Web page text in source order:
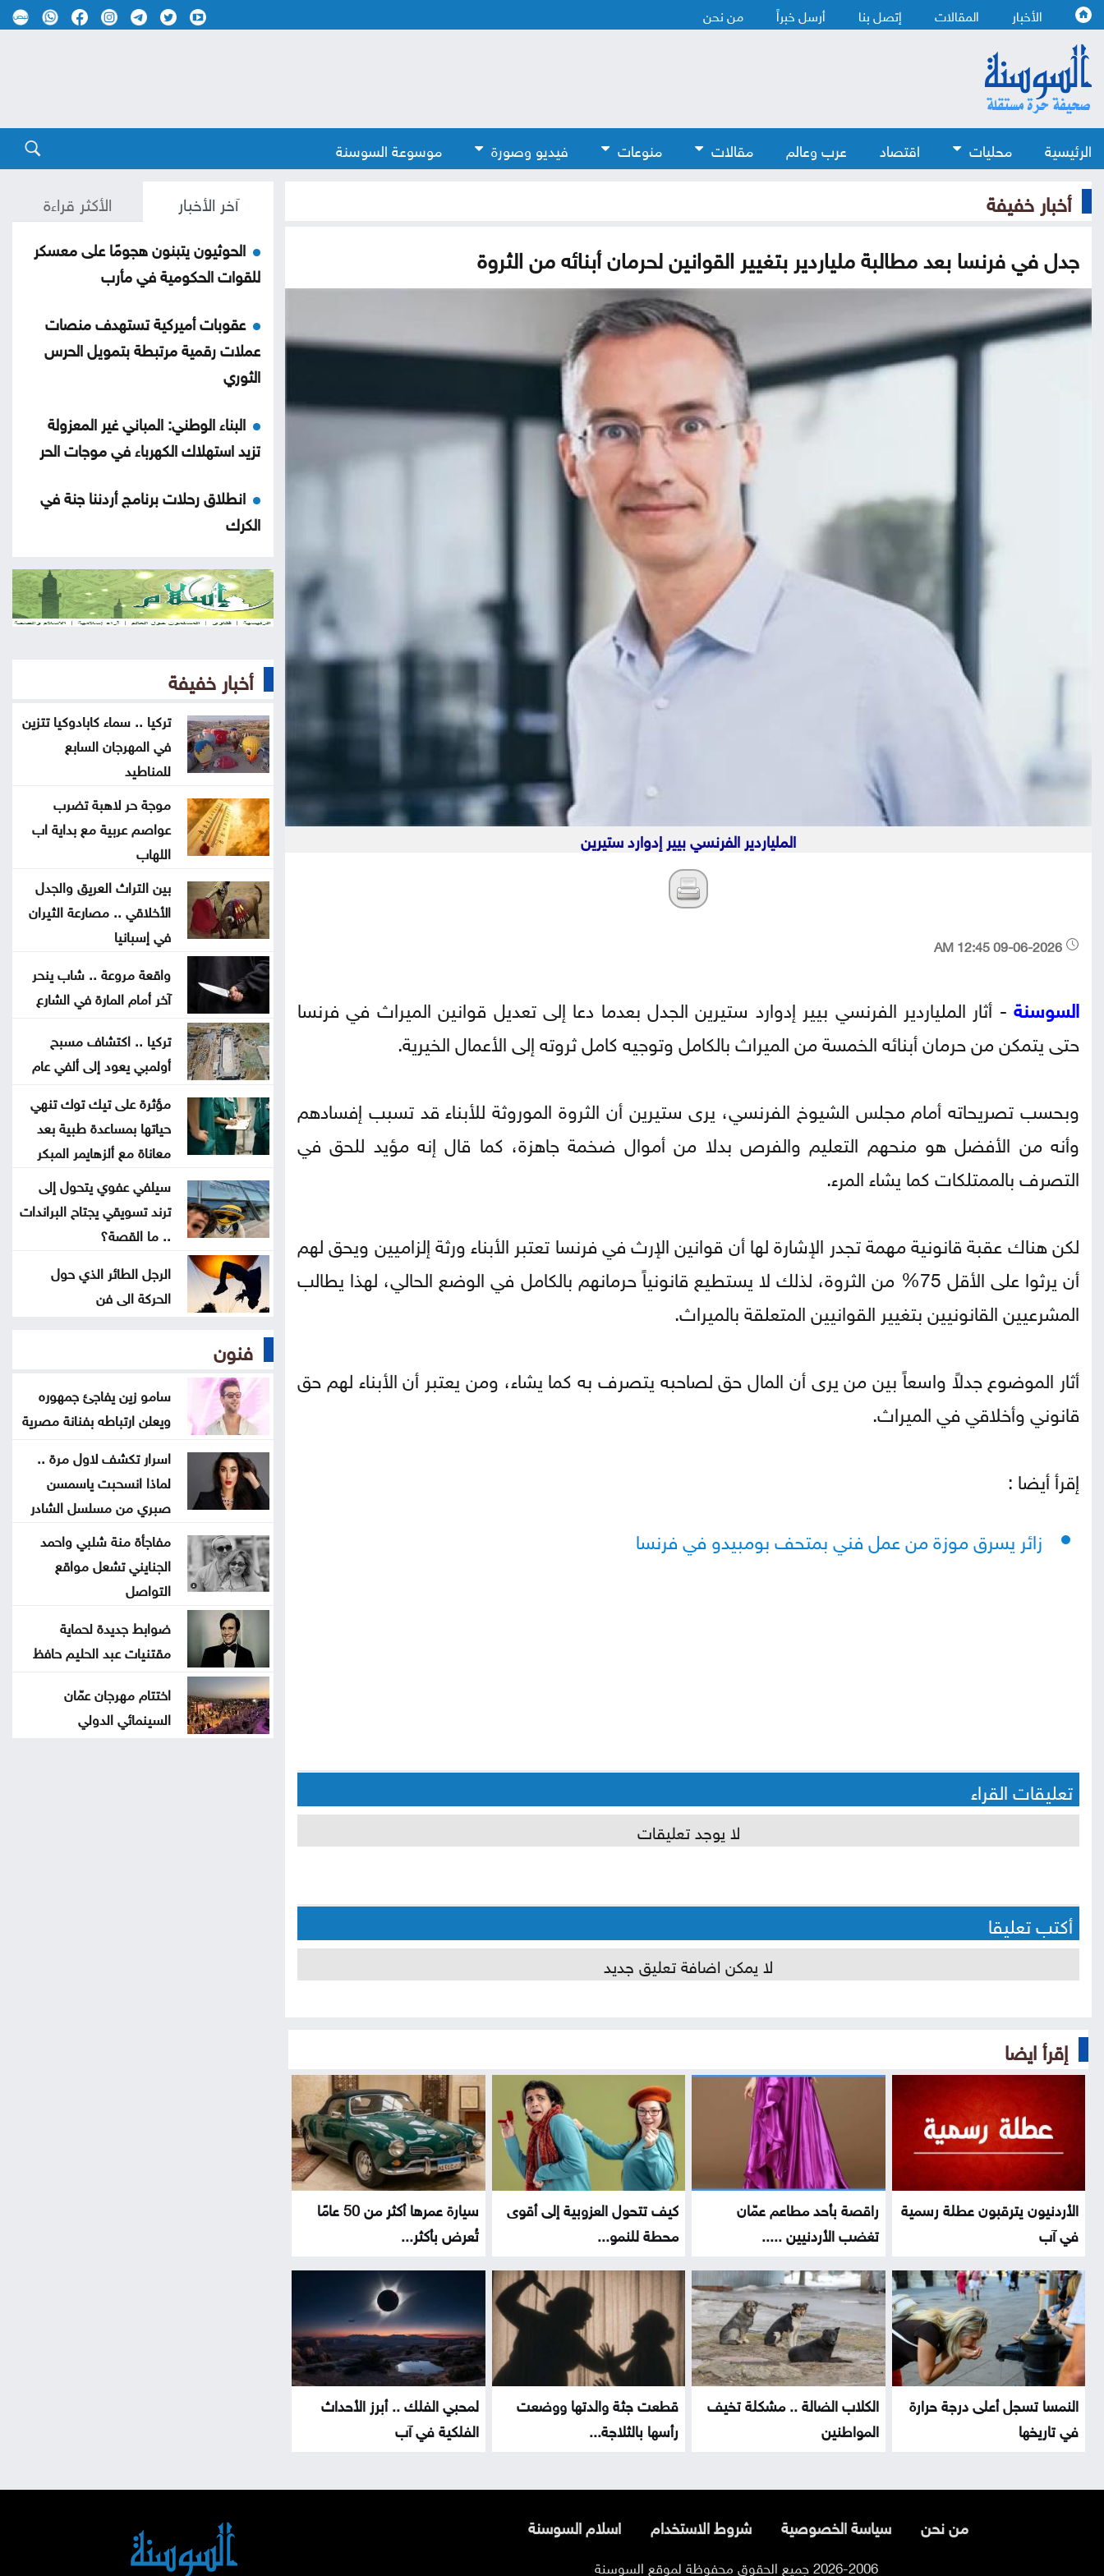
الأخبار المقالات إتصل بنا أرسل خبراً من نحن
الرئيسية محليات اقتصاد عرب وعالم مقالات منوعات فيديو وصورة موسوعة السوسنة
أخبار خفيفة
جدل في فرنسا بعد مطالبة ملياردير بتغيير القوانين لحرمان أبنائه من الثروة
الملياردير الفرنسي بيير إدوارد ستيرين
السوسنة - أثار الملياردير الفرنسي بيير إدوارد ستيرين الجدل بعدما دعا إلى تعديل قوانين الميراث في فرنسا
حتى يتمكن من حرمان أبنائه الخمسة من الميراث بالكامل وتوجيه كامل ثروته إلى الأعمال الخيرية.
وبحسب تصريحاته أمام مجلس الشيوخ الفرنسي، يرى ستيرين أن الثروة الموروثة للأبناء قد تسبب إفسادهم
وأنه من الأفضل هو منحهم التعليم والفرص بدلا من أموال ضخمة جاهزة، كما قال إنه مؤيد للحق في
التصرف بالممتلكات كما يشاء المرء.
لكن هناك عقبة قانونية مهمة تجدر الإشارة لها أن قوانين الإرث في فرنسا تعتبر الأبناء ورثة إلزاميين ويحق لهم
أن يرثوا على الأقل 75% من الثروة، لذلك لا يستطيع قانونياً حرمانهم بالكامل في الوضع الحالي، لهذا يطالب
المشرعيين القانونيين بتغيير القوانيين المتعلقة بالميراث.
أثار الموضوع جدلاً واسعاً بين من يرى أن المال حق لصاحبه يتصرف به كما يشاء، ومن يعتبر أن الأبناء لهم حق
قانوني وأخلاقي في الميراث.
إقرأ أيضا :
زائر يسرق موزة من عمل فني بمتحف بومبيدو في فرنسا
تعليقات القراء
لا يوجد تعليقات
أكتب تعليقا
لا يمكن اضافة تعليق جديد
إقرأ ايضا
الأردنيون يترقبون عطلة رسمية
في آب
راقصة بأحد مطاعم عمّان
تغضب الأردنيين .....
كيف تتحول العزوبية إلى أقوى
محطة للنمو...
سيارة عمرها أكثر من 50 عامًا
تُعرض بأكثر...
النمسا تسجل أعلى درجة حرارة
في تاريخها
الكلاب الضالة .. مشكلة تخيف
المواطنين
قطعت جثة والدتها ووضعت
رأسها بالثلاجة...
لمحبي الفلك .. أبرز الأحداث
الفلكية في آب
آخر الأخبار الأكثر قراءة
الحوثيون يتبنون هجومًا على معسكر
للقوات الحكومية في مأرب
عقوبات أميركية تستهدف منصات
عملات رقمية مرتبطة بتمويل الحرس
الثوري
البناء الوطني: المباني غير المعزولة
تزيد استهلاك الكهرباء في موجات الحر
انطلاق رحلات برنامج أردننا جنة في
الكرك
عون: تقدم إيجابي في مفاوضات روما
حول الحدود والأسرى
ارتباطه بفنانة مصرية
أوبن إيه آي تتيح محادثات غير محدودة
لمستخدمي ChatGPT المجانيين
6 وسائل منزلية فعّالة لطرد البعوض
البنك الدولي يمنح سوريا 100 مليون
دولار لتحديث القطاع المالي
بغداد والرياض تبحثان التنسيق الأمني
وتطورات المنطقة
واشنطن: اتفاق مرتقب لإعادة فتح
مضيق هرمز خلال الساعات المقبلة
مُسيرة أوكرانية تستهدف مبنى سكنيا
وتودي بحياة شخصين في القرم
نائب أردوغان: اتفاقية مكة للدفاع
المشترك خطوة تاريخية لتعزيز أمن
المنطقة
أمانة عمّان تحيل عطاء محطة الباص
السريع إلى مقاول محلي
أمانة عمّان تبدأ المرحلة الأولى بإدخال
أخبار خفيفة
تركيا .. سماء كابادوكيا تتزين
في المهرجان السابع
للمناطيد
موجة حر لاهبة تضرب
عواصم عربية مع بداية اب
اللهاب
بين التراث العريق والجدل
الأخلاقي .. مصارعة الثيران
في إسبانيا
واقعة مروعة .. شاب ينحر
آخر أمام المارة في الشارع
تركيا .. اكتشاف مسبح
أولمبي يعود إلى ألفي عام
مؤثرة على تيك توك تنهي
حياتها بمساعدة طبية بعد
معاناة مع ألزهايمر المبكر
سيلفي عفوي يتحول إلى
ترند تسويقي يجتاح البراندات
.. ما القصة؟
الرجل الطائر الذي حول
الحركة الى فن
فنون
سامو زين يفاجئ جمهوره
ويعلن ارتباطه بفنانة مصرية
اسرار تكشف لاول مرة ..
لماذا انسحبت ياسمسن
صبري من مسلسل الشادر
مفاجأة منة شلبي واحمد
الجنايني تشعل مواقع
التواصل
ضوابط جديدة لحماية
مقتنيات عبد الحليم حافظ
اختتام مهرجان عمّان
السينمائي الدولي
من نحن سياسة الخصوصية شروط الاستخدام اسلام السوسنة
2026-2006 جميع الحقوق محفوظة لموقع السوسنة